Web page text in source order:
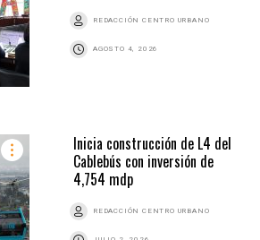
REDACCIÓN CENTRO URBANO
AGOSTO 4, 2026
Inicia construcción de L4 del
Cablebús con inversión de
4,754 mdp
REDACCIÓN CENTRO URBANO